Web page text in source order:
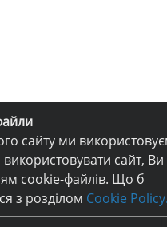
сайту ми
сайт, Ви
cookie-файлів. Що б
з розділом Cookie